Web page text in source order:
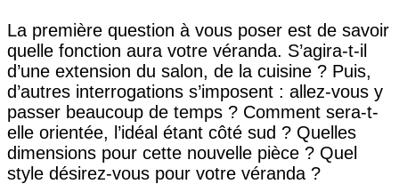
La première question à vous poser est de savoir
quelle fonction aura votre véranda. S’agira-t-il
d’une extension du salon, de la cuisine ? Puis,
d’autres interrogations s’imposent : allez-vous y
passer beaucoup de temps ? Comment sera-t-
elle orientée, l’idéal étant côté sud ? Quelles
dimensions pour cette nouvelle pièce ? Quel
style désirez-vous pour votre véranda ?